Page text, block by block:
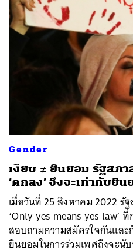
Gender
เงียบ ≠ ยินยอม รัฐสภ
‘ตกลง’ จึงจะเท่ากับยิ
เมื่อวันที่ 25 สิงหาคม 2022 รั
‘Only yes means yes
สอบถามความสมัครใจกันแล
ยินยอมในการร่วมเพศถึงจะนั